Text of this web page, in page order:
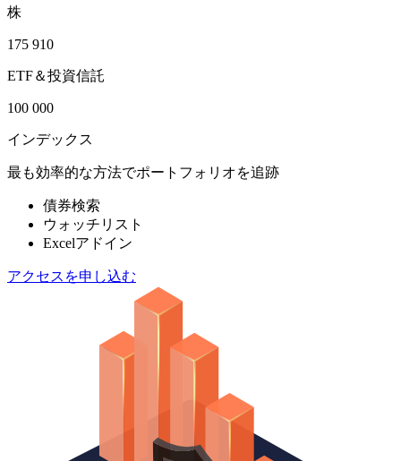
株
175 910
ETF＆投資信託
100 000
インデックス
最も効率的な方法でポートフォリオを追跡
債券検索
ウォッチリスト
Excelアドイン
アクセスを申し込む